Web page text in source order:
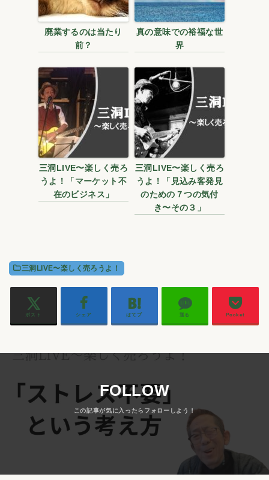
廃業するのは当たり
前？
真の意味での裕福な世
界
三洞LIVE〜楽しく売ろ
うよ！「マーケット不
在のビジネス」
三洞LIVE〜楽しく売ろ
うよ！「見込み客発見
のための７つの気付
き〜その３」
三洞LIVE〜楽しく売ろうよ！
ポスト シェア はてブ 送る Pocket
FOLLOW